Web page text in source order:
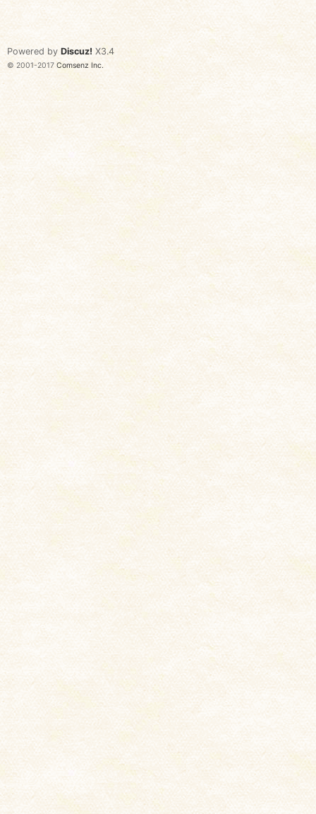
Powered by Discuz! X3.4
© 2001-2017 Comsenz Inc.